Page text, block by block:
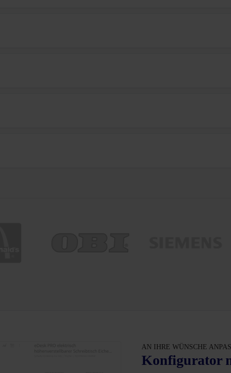
AN IHRE WÜNSCHE
Konfigurator